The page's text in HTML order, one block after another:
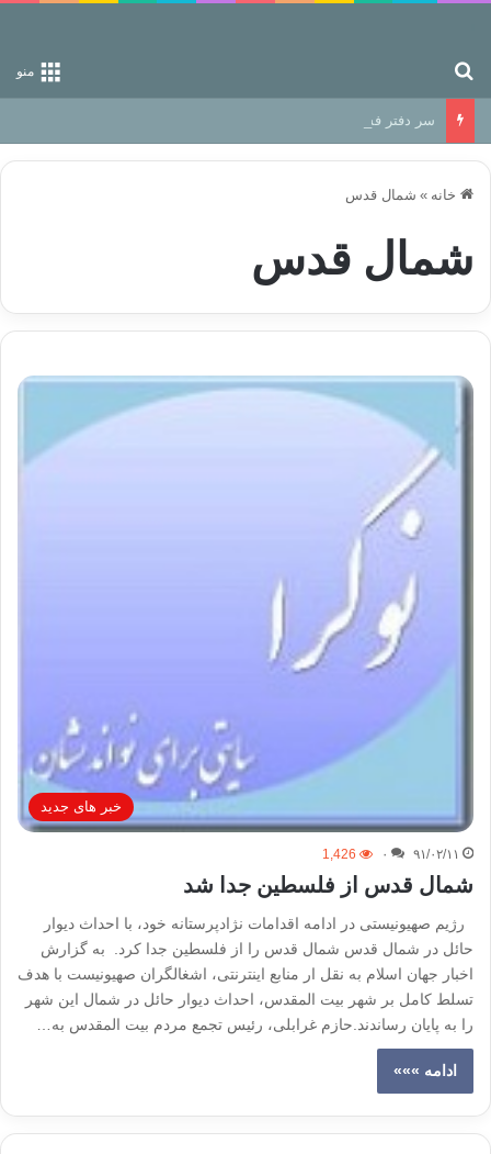
منو
سر دفتر فساد در زمین‌، دوری وکناره‌گیری از راه خداست‌!
خانه » شمال قدس
شمال قدس
خبر های جدید
۹۱/۰۲/۱۱ ۰ 1,426
شمال قدس از فلسطین جدا شد
رژیم صهیونیستی در ادامه اقدامات نژادپرستانه خود، با احداث دیوار
حائل در شمال قدس شمال قدس را از فلسطین جدا کرد. به گزارش
اخبار جهان اسلام به نقل ار منابع اینترنتی، اشغالگران صهیونیست با هدف
تسلط کامل بر شهر بیت المقدس، احداث دیوار حائل در شمال این شهر
را به پایان رساندند.حازم غرابلی، رئیس تجمع مردم بیت المقدس به…
ادامه »»»